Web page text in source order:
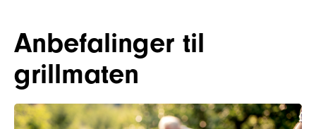
Anbefalinger til
grillmaten